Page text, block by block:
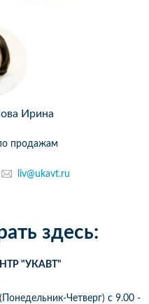
Ирина
продажам
liv@ukavt.ru
здесь:
"УКАВТ"
Четверг) c 9.00 -